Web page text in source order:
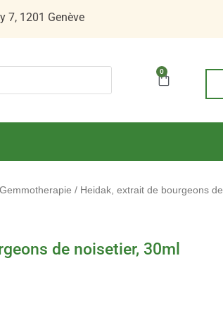
7, 1201 Genève
0
Panier
Gemmotherapie / Heidak, extrait de bourgeons de
de noisetier, 30ml